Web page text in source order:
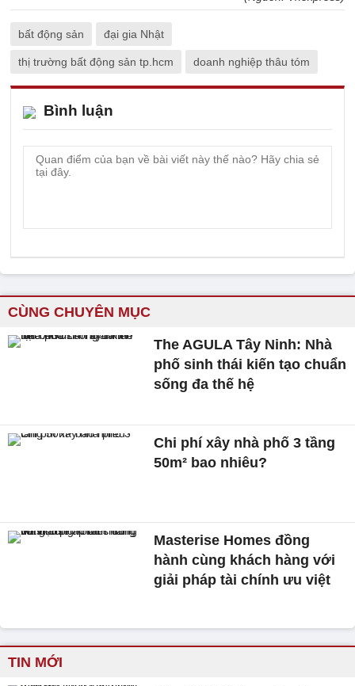
bất động sản đại gia Nhật
thị trường bất động sản tp.hcm doanh nghiệp thâu tóm
Bình luận
CÙNG CHUYÊN MỤC
The AGULA Tây Ninh: Nhà
phố sinh thái kiến tạo chuẩn
sống đa thế hệ
Chi phí xây nhà phố 3 tầng
50m² bao nhiêu?
Masterise Homes đồng
hành cùng khách hàng với
giải pháp tài chính ưu việt
TIN MỚI